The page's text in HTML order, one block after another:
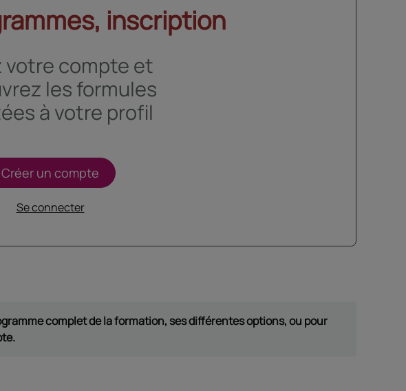
inscription
votre compte et
les formules
à votre profil
Créer un compte
Se connecter
complet de la formation, ses différentes options, ou pour